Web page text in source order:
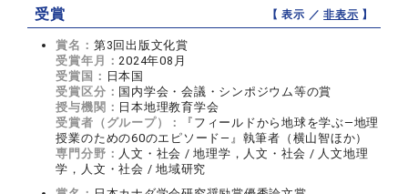
受賞 【 表示 ／非表示 】
賞名： 第3回出版文化賞
受賞年月：2024年08月
受賞国： 日本国
受賞区分： 国内学会・会議・シンポジウム等の賞
授与機関： 日本地理教育学会
受賞者（グループ）：
『フィールドから地球を学ぶ―地理
授業のための60のエピソード―』執筆者（横山智ほか）
専門分野： 人文・社会 / 地理学，人文・社会 / 人文地理
学，人文・社会 / 地域研究